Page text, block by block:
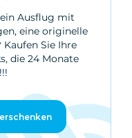
ein Ausflug mit
eine originelle
Sie Ihre
die 24 Monate